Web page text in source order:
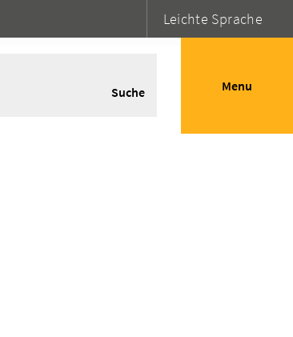
Leichte Sprache
Suche Menu